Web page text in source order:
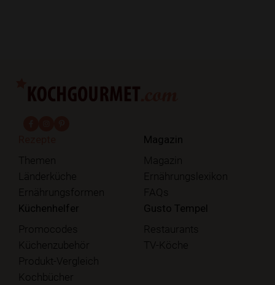
Themen
Länderküche
Ernährungsformen
Magazin
Magazin
Ernährungslexikon
FAQs
Küchenhelfer
Promocodes
Küchenzubehör
Produkt-Vergleich
Kochbücher
Gusto Tempel
Restaurants
TV-Köche